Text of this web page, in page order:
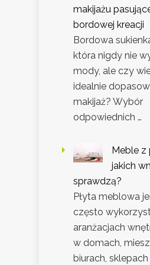
makijażu
bordowej kreacji
Bordowa
która nigdy nie
mody, ale czy
idealnie
makijaż? Wybór
odpowiednich …
Meble z
jakich
sprawdzą?
Płyta meblowa
często
aranżacjach
w domach,
biurach,